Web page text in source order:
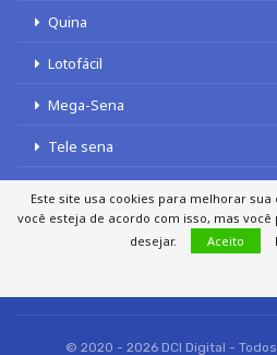
Quina
Lotofácil
Mega-Sena
Tele sena
AUTORES
© 2020 - 2026 DCI Digital -
Este site usa cookies para melhorar
você esteja de acordo com isso, mas
desejar.
Aceito